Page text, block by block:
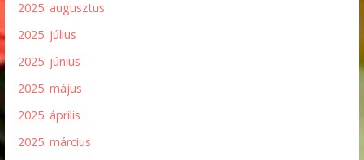
2025. augusztus
2025. július
2025. június
2025. május
2025. április
2025. március